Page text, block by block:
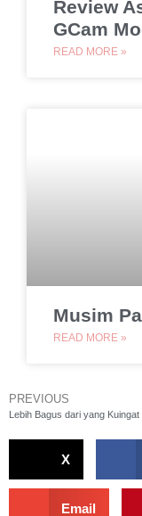
Review
GCam
READ MORE »
Musim
READ MORE »
PREVIOUS
Lebih Bagus dari yang Kuingat
X
Email